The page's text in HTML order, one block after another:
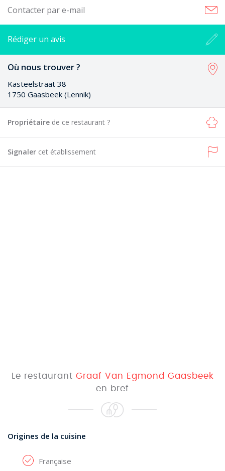
Contacter par e-mail
Rédiger un avis
Où nous trouver ?
Kasteelstraat 38
1750 Gaasbeek (Lennik)
Propriétaire de ce restaurant ?
Signaler cet établissement
Le restaurant Graaf Van Egmond Gaasbeek
en bref
Origines de la cuisine
Française